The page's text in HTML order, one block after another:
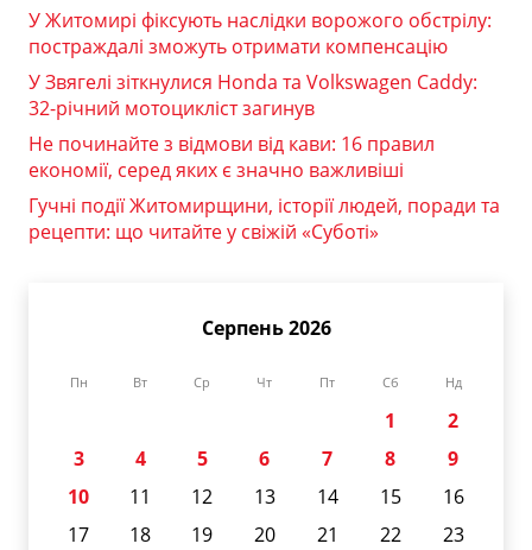
У Житомирі фіксують наслідки ворожого обстрілу:
постраждалі зможуть отримати компенсацію
У Звягелі зіткнулися Honda та Volkswagen Caddy:
32-річний мотоцикліст загинув
Не починайте з відмови від кави: 16 правил
економії, серед яких є значно важливіші
Гучні події Житомирщини, історії людей, поради та
рецепти: що читайте у свіжій «Суботі»
Серпень 2026
Пн Вт Ср Чт Пт Сб Нд
1
2
3
4 5 6 7 8
9
10
11 12 13 14 15
16
17
18 19 20 21 22
23